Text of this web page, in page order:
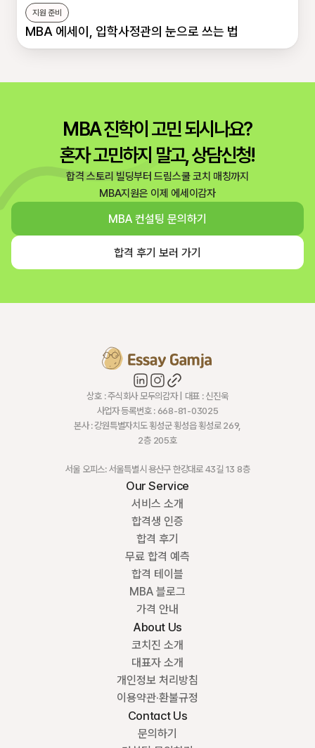
지원 준비
MBA 에세이, 입학사정관의 눈으로 쓰는 법
MBA 진학이 고민 되시나요?
혼자 고민하지 말고, 상담신청!
합격 스토리 빌딩부터 드림스쿨 코치 매칭까지
MBA지원은 이제 에세이감자
MBA 컨설팅 문의하기
합격 후기 보러 가기
상호 : 주식회사 모두의감자 | 대표 : 신진욱
사업자 등록번호 : 668-81-03025
본사 : 강원특별자치도 횡성군 횡성읍 횡성로 269,
2층 205호
서울 오피스: 서울특별시 용산구 한강대로 43길 13 8층
Our Service
서비스 소개
합격생 인증
합격 후기
무료 합격 예측
합격 테이블
MBA 블로그
가격 안내
About Us
코치진 소개
대표자 소개
개인정보 처리방침
이용약관·환불규정
Contact Us
문의하기